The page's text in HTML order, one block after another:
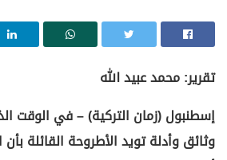
تقرير: محمد عبيد الله
إسطنبول (زمان التركية) – في الوقت
وثائق وأدلة تويد الأطروحة القائلة